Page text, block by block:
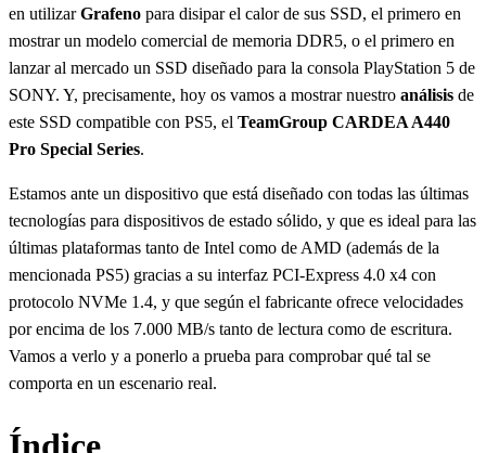
en utilizarGrafeno para disipar el calor de sus SSD, el primero en
mostrar un modelo comercial de memoria DDR5, o el primero en
lanzar al mercado un SSD diseñado para la consola PlayStation 5 de
SONY. Y, precisamente, hoy os vamos a mostrar nuestro análisis de
este SSD compatible con PS5, el TeamGroup CARDEA A440
Pro Special Series.
Estamos ante un dispositivo que está diseñado con todas las últimas
tecnologías para dispositivos de estado sólido, y que es ideal para las
últimas plataformas tanto de Intel como de AMD (además de la
mencionada PS5) gracias a su interfaz PCI-Express 4.0 x4 con
protocolo NVMe 1.4, y que según el fabricante ofrece velocidades
por encima de los 7.000 MB/s tanto de lectura como de escritura.
Vamos a verlo y a ponerlo a prueba para comprobar qué tal se
comporta en un escenario real.